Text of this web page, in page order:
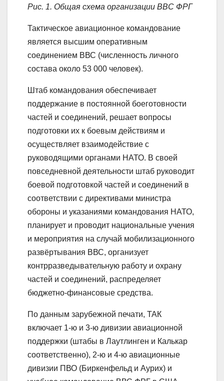
Рис. 1. Общая схема организации ВВС ФРГ
Тактическое авиационное командование
является высшим оперативным
соединением ВВС (численность личного
состава около 53 000 человек).
Штаб командования обеспечивает
поддержание в постоянной боеготовности
частей и соединений, решает вопросы
подготовки их к боевым действиям и
осуществляет взаимодействие с
руководящими органами НАТО. В своей
повседневной деятельности штаб руководит
боевой подготовкой частей и соединений в
соответствии с директивами министра
обороны и указаниями командования НАТО,
планирует и проводит национальные учения
и мероприятия на случай мобилизационного
развёртывания ВВС, организует
контрразведывательную работу и охрану
частей и соединений, распределяет
бюджетно-финансовые средства.
По данным зарубежной печати, ТАК
включает 1-ю и 3-ю дивизии авиационной
поддержки (штабы в Лаутлинген и Калькар
соответственно), 2-ю и 4-ю авиационные
дивизии ПВО (Биркенфельд и Аурих) и